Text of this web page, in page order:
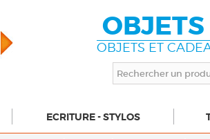
OBJETS ET
ECRITURE - STYLOS